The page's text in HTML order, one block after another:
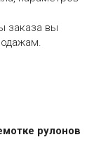
заказа вы
рулонов